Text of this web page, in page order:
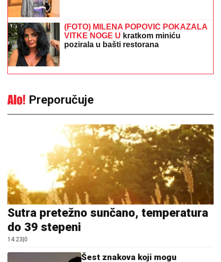
(FOTO) MILENA POPOVIĆ POKAZALA
VITKE NOGE U kratkom miniću
pozirala u bašti restorana
Preporučuje
Sutra pretežno sunčano, temperatura
do 39 stepeni
14:23 0
Šest znakova koji mogu